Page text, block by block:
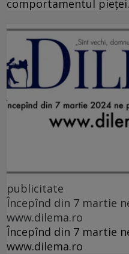
comportamentul pieței.
publicitate
Începînd din 7 martie
www.dilema.ro
Începînd din 7 martie
www.dilema.ro